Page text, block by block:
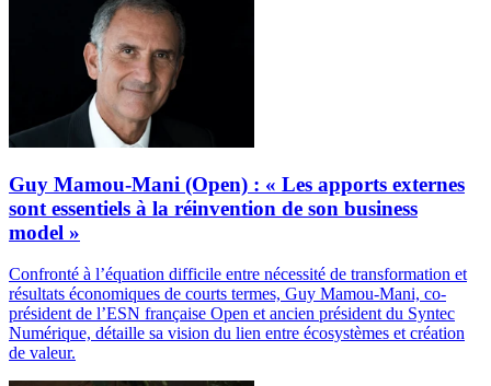
Guy Mamou-Mani (Open) : « Les apports externes
sont essentiels à la réinvention de son business
model »
Confronté à l’équation difficile entre nécessité de transformation et
résultats économiques de courts termes, Guy Mamou-Mani, co-
président de l’ESN française Open et ancien président du Syntec
Numérique, détaille sa vision du lien entre écosystèmes et création
de valeur.